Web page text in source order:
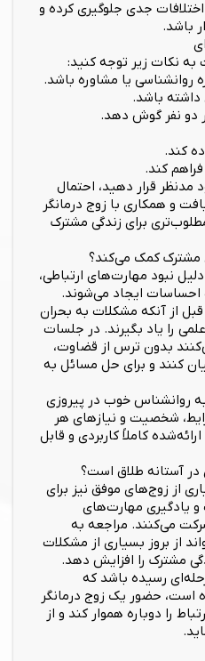
جدی جلوگیری کرده و
باشد.
به نکات زیر توجه کنید:
یا مشاوره باشد.
داشته باشد.
نفر گوش دهد.
کند.
کند.
مدنظر قرار دهید، احتمال
و همکاری با زوج درمانگر
برای زندگی مشترک
مشترک کمک می‌کند؟
نبود مهارت‌های ارتباطی،
احساسات ایجاد می‌شوند.
از آنکه مشکلات به بحران
را یاد بگیرند. در جلسات
بدون ترس از قضاوت،
کنند و برای حل مسائل به
روانشناس خوب در پیروزی
شخصیت و نیازهای هر
کاملاً کاربردی و قابل
در آستانه طلاق است؟
از زوج‌های موفق نیز برای
یادگیری مهارت‌های
می‌کنند. مراجعه به
از بروز بسیاری از مشکلات
مشترک را افزایش دهد.
رسیده باشد که
است، حضور یک زوج درمانگر
را دوباره هموار کند و از